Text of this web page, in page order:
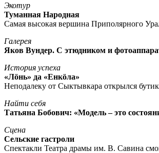
Экотур
Туманная Народная
Самая высокая вершина Приполярного
Галерея
Яков Вундер. С этюдником и
История успеха
«Лöнь» да «Енкöла»
Неподалеку от Сыктывкара открылся
Найти себя
Татьяна Бобович: «Модель – это
Сцена
Сельские гастроли
Спектакли Театра драмы им. В. Савина